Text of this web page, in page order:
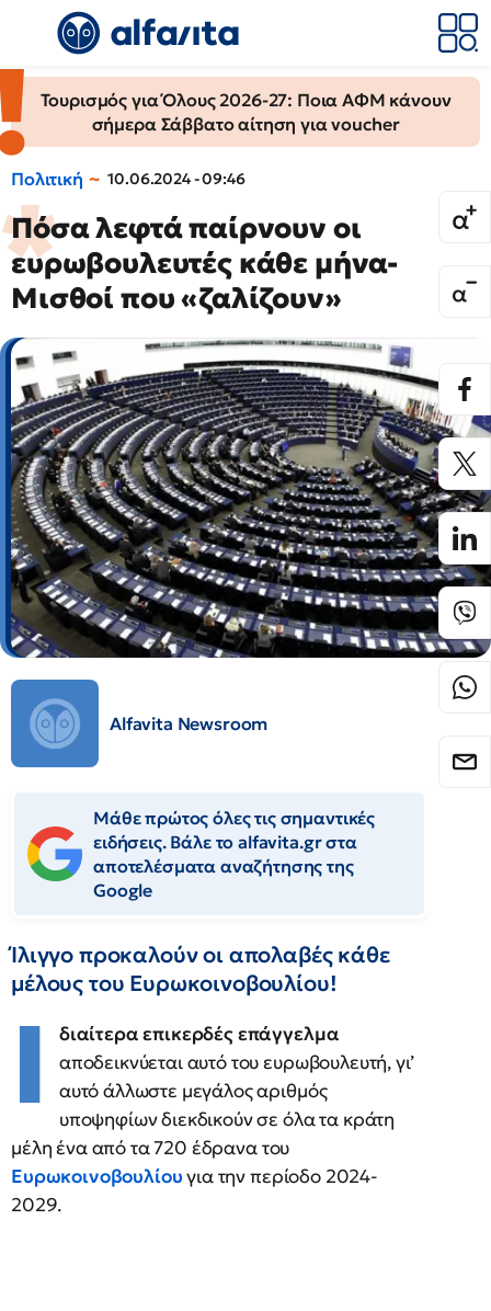
Τουρισμός για Όλους 2026-27: Ποια ΑΦΜ κάνουν
σήμερα Σάββατο αίτηση για voucher
Πολιτική 10.06.2024 - 09:46
Πόσα λεφτά παίρνουν οι
ευρωβουλευτές κάθε μήνα-
Μισθοί που «ζαλίζουν»
Alfavita Newsroom
Μάθε πρώτος όλες τις σημαντικές
ειδήσεις. Βάλε το alfavita.gr στα
αποτελέσματα αναζήτησης της
Google
Ίλιγγο προκαλούν οι απολαβές κάθε
μέλους του Ευρωκοινοβουλίου!
Ι
διαίτερα επικερδές επάγγελμα
αποδεικνύεται αυτό του ευρωβουλευτή, γι’
αυτό άλλωστε μεγάλος αριθμός
υποψηφίων διεκδικούν σε όλα τα κράτη
μέλη ένα από τα 720 έδρανα του
Ευρωκοινοβουλίουγια την περίοδο 2024-
2029.